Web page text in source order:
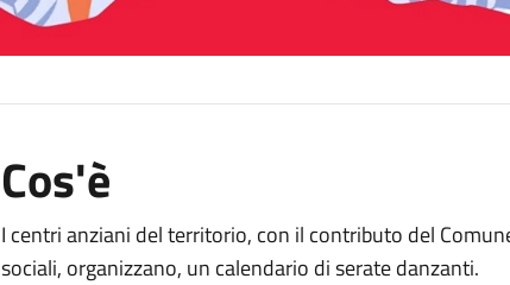
Cos'è
I centri anziani del territorio, con il contributo del
sociali, organizzano, un calendario di serate danzanti.